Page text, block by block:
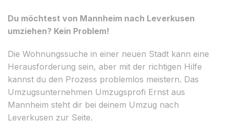
Du möchtest von Mannheim nach Leverkusen
umziehen? Kein Problem!
Die Wohnungssuche in einer neuen Stadt kann eine
Herausforderung sein, aber mit der richtigen Hilfe
kannst du den Prozess problemlos meistern. Das
Umzugsunternehmen Umzugsprofi Ernst aus
Mannheim steht dir bei deinem Umzug nach
Leverkusen zur Seite.